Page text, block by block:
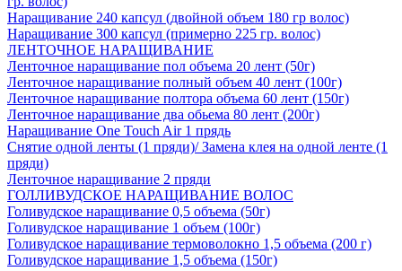
Наращивание 240 капсул (двойной объем 180 гр волос)
Наращивание 300 капсул (примерно 225 гр. волос)
ЛЕНТОЧНОЕ НАРАЩИВАНИЕ
Ленточное наращивание пол объема 20 лент (50г)
Ленточное наращивание полный объем 40 лент (100г)
Ленточное наращивание полтора объема 60 лент (150г)
Ленточное наращивание два обьема 80 лент (200г)
Наращивание One Touch Air 1 прядь
Снятие одной ленты (1 пряди)/ Замена клея на одной ленте (1
пряди)
Ленточное наращивание 2 пряди
ГОЛЛИВУДСКОЕ НАРАЩИВАНИЕ ВОЛОС
Голивудское наращивание 0,5 объема (50г)
Голивудское наращивание 1 объем (100г)
Голивудское наращивание термоволокно 1,5 объема (200 г)
Голивудское наращивание 1,5 объема (150г)